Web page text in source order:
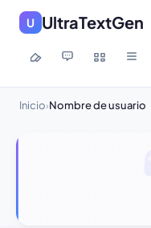
U UltraTextGen
Inicio›Nombre de usuario